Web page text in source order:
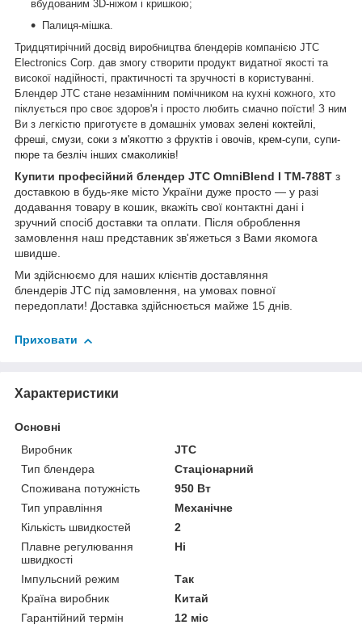
вбудованим 3D-ніжом і кришкою;
Палиця-мішка.
Тридцятирічний досвід виробництва блендерів компанією JTC
Electronics Corp. дав змогу створити продукт видатної якості та
високої надійності, практичності та зручності в користуванні.
Блендер JTC стане незамінним помічником на кухні кожного, хто
піклується про своє здоров'я і просто любить смачно поїсти! З ним
Ви з легкістю приготуєте в домашніх умовах зелені коктейлі,
фреші, смузи, соки з м'якоттю з фруктів і овочів, крем-супи, супи-
пюре та безліч інших смаколиків!
Купити професійний блендер JTC OmniBlend I TM-788T з
доставкою в будь-яке місто України дуже просто — у разі
додавання товару в кошик, вкажіть свої контактні дані і
зручний спосіб доставки та оплати. Після оброблення
замовлення наш представник зв'яжеться з Вами якомога
швидше.
Ми здійснюємо для наших клієнтів доставляння
блендерів JTC під замовлення, на умовах повної
передоплати! Доставка здійснюється майже 15 днів.
Приховати
Характеристики
Основні
Виробник
JTC
Тип блендера
Стаціонарний
Споживана потужність
950 Вт
Тип управління
Механічне
Кількість швидкостей
2
Плавне регулювання
швидкості
Ні
Імпульсний режим
Так
Країна виробник
Китай
Гарантійний термін
12 міс